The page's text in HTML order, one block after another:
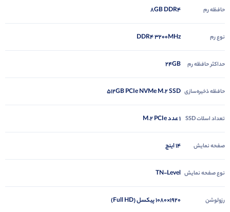
حافظه رم 8GB DDR4
نوع رم DDR4 3200MHz
حداکثر حافظه رم 24GB
حافظه ذخیره‌سازی 512GB PCIe NVMe M.2 SSD
تعداد اسلات SSD 1 عدد M.2 PCIe
صفحه نمایش 14 اینچ
نوع صفحه نمایش TN-Level
رزولوشن 1920×1080 پیکسل (Full HD)